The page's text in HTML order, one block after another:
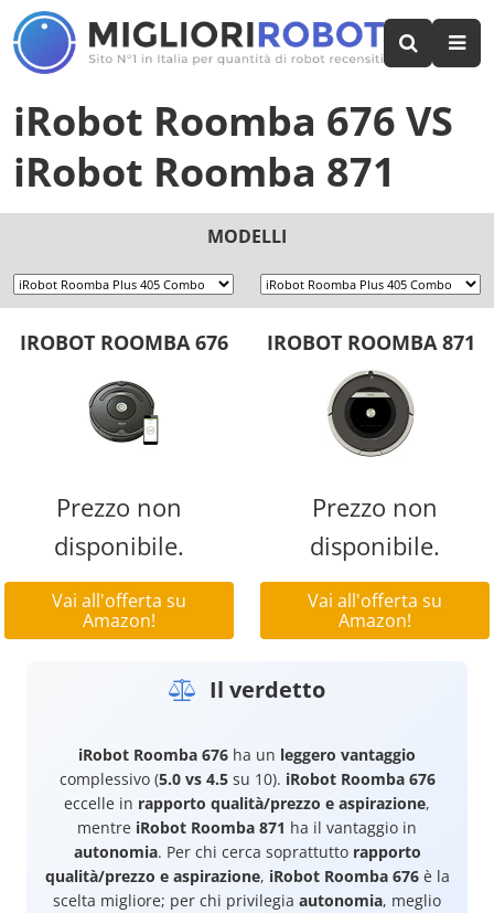
iRobot Roomba 676 VS
iRobot Roomba 871
MODELLI
IROBOT ROOMBA 676 IROBOT ROOMBA 871
Prezzo non
disponibile.
Vai all'offerta su
Amazon!
Prezzo non
disponibile.
Vai all'offerta su
Amazon!
Il verdetto
iRobot Roomba 676 ha un leggero vantaggio
complessivo (5.0 vs 4.5su 10). iRobot Roomba 676
eccelle in rapporto qualità/prezzo e aspirazione,
mentre iRobot Roomba 871 ha il vantaggio in
autonomia. Per chi cerca soprattutto rapporto
qualità/prezzo e aspirazione, iRobot Roomba 676è la
scelta migliore; per chi privilegia autonomia, meglio